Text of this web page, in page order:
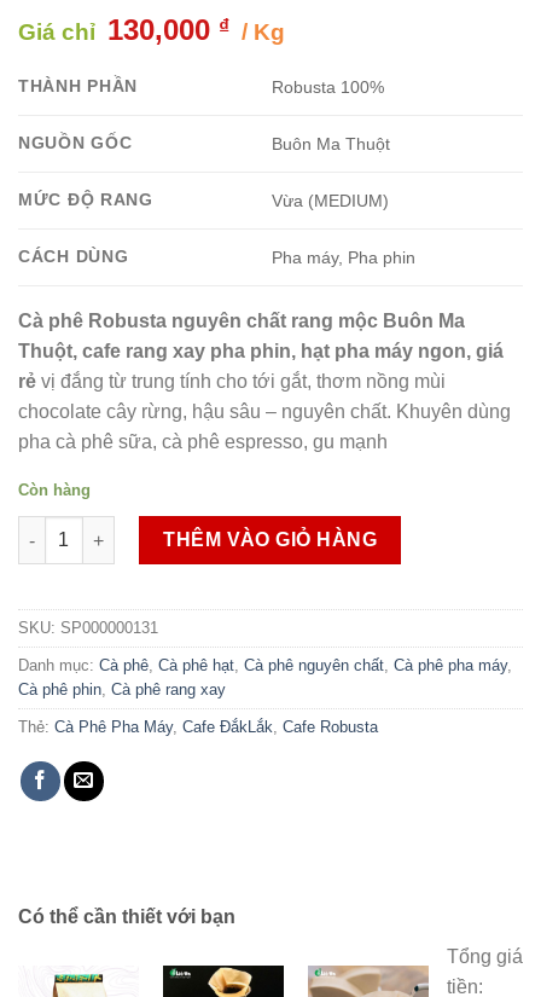
Giá chỉ 130,000 ₫ / Kg
THÀNH PHẦN Robusta 100%
NGUỒN GỐC Buôn Ma Thuột
MỨC ĐỘ RANG Vừa (MEDIUM)
CÁCH DÙNG Pha máy, Pha phin
Cà phê Robusta nguyên chất rang mộc Buôn Ma
Thuột, cafe rang xay pha phin, hạt pha máy ngon, giá
rẻ vị đắng từ trung tính cho tới gắt, thơm nồng mùi
chocolate cây rừng, hậu sâu – nguyên chất. Khuyên dùng
pha cà phê sữa, cà phê espresso, gu mạnh
Còn hàng
Cà phê Robusta nguyên chất rang mộc Buôn Ma Thuột, cafe
THÊM VÀO GIỎ HÀNG
SKU: SP000000131
Danh mục: Cà phê, Cà phê hạt, Cà phê nguyên chất, Cà phê pha máy,
Cà phê phin, Cà phê rang xay
Thẻ: Cà Phê Pha Máy, Cafe ĐắkLắk, Cafe Robusta
Có thể cần thiết với bạn
Tổng giá
tiền: